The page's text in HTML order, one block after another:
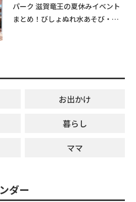
パーク 滋賀竜王の夏休みイベント
まとめ！びしょぬれ水あそび・激
お出かけ
暮らし
ママ
ダー